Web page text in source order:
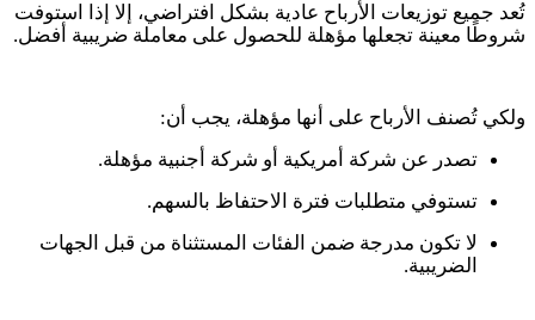
تُعد جميع توزيعات الأرباح عادية بشكل افتراضي، إلا إذا استوفت
شروطًا معينة تجعلها مؤهلة للحصول على معاملة ضريبية أفضل.
ولكي تُصنف الأرباح على أنها مؤهلة، يجب أن:
تصدر عن شركة أمريكية أو شركة أجنبية مؤهلة.
تستوفي متطلبات فترة الاحتفاظ بالسهم.
لا تكون مدرجة ضمن الفئات المستثناة من قبل الجهات
الضريبية.